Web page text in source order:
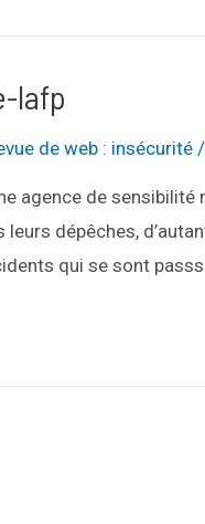
lafp
de web : insécurité
agence de
dépêches,
qui se sont